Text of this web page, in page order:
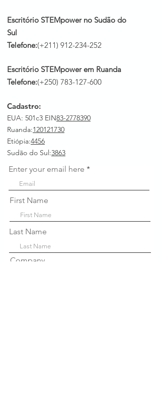
Escritório STEMpower no Sudão do
Sul
Telefone:(+211) 912-234-252
Escritório STEMpower em Ruanda
Telefone:(+250) 783-127-600
Cadastro:
EUA: 501c3 EIN83-2778390
Ruanda:120121730
Etiópia:4456
Sudão do Sul:3863
Enter your email here
First Name
Last Name
Company